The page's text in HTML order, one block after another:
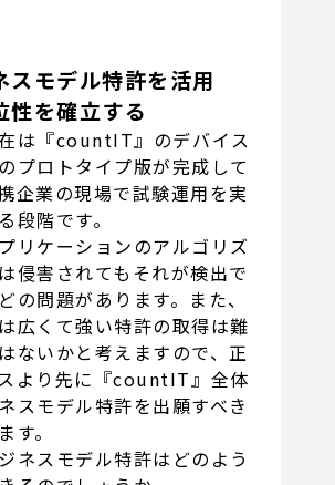
モデル特許を活用
性を確立する
は『countIT』のデバイス
プロトタイプ版が完成して
企業の現場で試験運用を実
段階です。
リケーションのアルゴリズ
侵害されてもそれが検出で
の問題があります。また、
広くて強い特許の取得は難
ないかと考えますので、正
より先に『countIT』全体
スモデル特許を出願すべき
す。
ネスモデル特許はどのよう